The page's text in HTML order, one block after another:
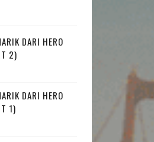
DARI HERO
2)
DARI HERO
1)